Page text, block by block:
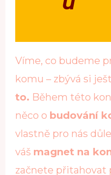
Víme, co budeme
komu – zbývá si
to. Během této
něco o budování
vlastně pro nás
váš magnet na
začnete přitahovat